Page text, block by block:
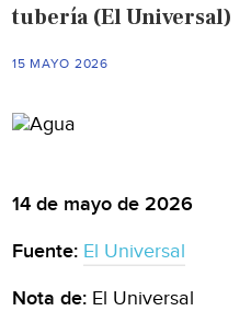
tubería (El Universal)
15 MAYO 2026
14 de mayo de 2026
Fuente: El Universal
Nota de: El Universal